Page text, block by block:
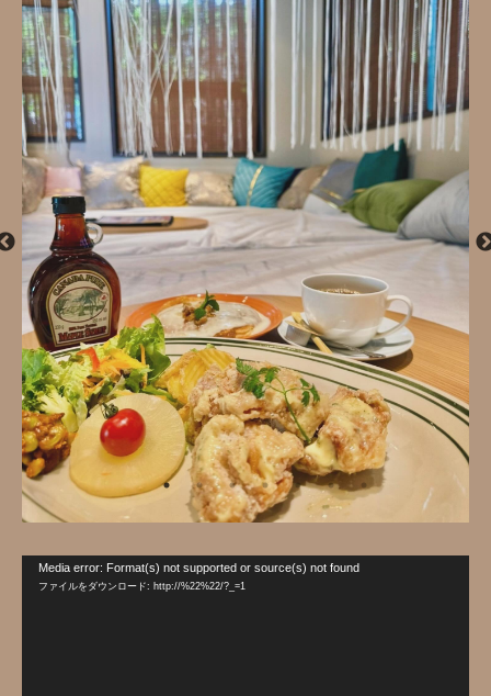
Media error: Format(s) not supported or source(s) not found
ファイルをダウンロード: http://%22%22/?_=1